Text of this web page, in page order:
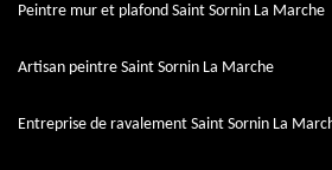
Peintre mur et plafond Saint Sornin La Marche
Artisan peintre Saint Sornin La Marche
Entreprise de ravalement Saint Sornin La